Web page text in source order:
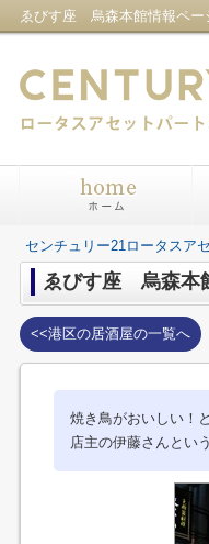
センチュリー21ロータスア
ゑびす座 烏森本
<<港区の居酒屋の一覧へ
焼き鳥がおいしい！
店主の伊藤さんとい